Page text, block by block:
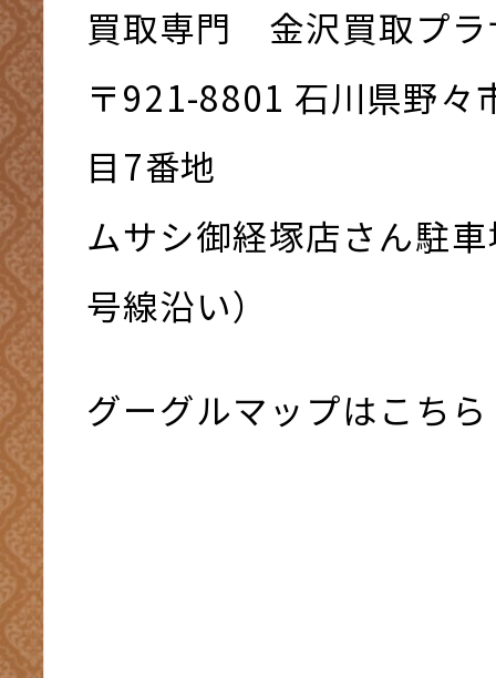
買取専門 金沢買取プラ
〒921-8801 ⽯川県野々
⽬7番地
ムサシ御経塚店さん駐
号線沿い）
グーグルマップはこちら